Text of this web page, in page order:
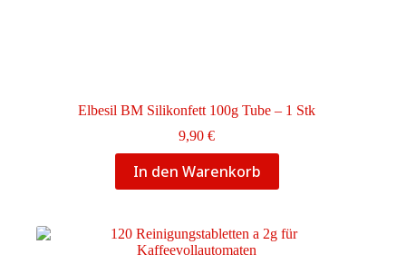
Elbesil BM Silikonfett 100g Tube – 1 Stk
9,90€
In den Warenkorb